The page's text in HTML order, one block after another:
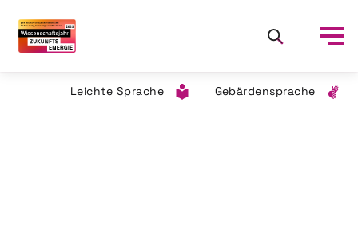
Leichte Sprache Gebärdensprache